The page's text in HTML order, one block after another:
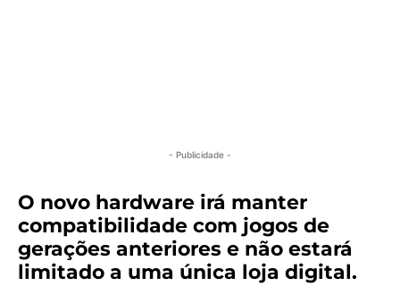
- Publicidade -
O novo hardware irá manter
compatibilidade com jogos de
gerações anteriores e não estará
limitado a uma única loja digital.